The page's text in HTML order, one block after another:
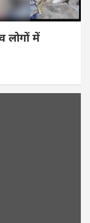
लोगों में